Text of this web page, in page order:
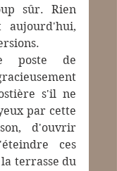
sûr. Rien
poste de
s'il ne
par cette
d'ouvrir
ces
terrasse du